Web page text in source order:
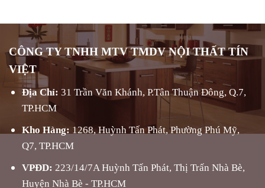
CÔNG TY TNHH MTV TMDV NỘI THẤT TÍN
VIỆT
Địa Chỉ: 31 Trần Văn Khánh, P.Tân Thuận Đông, Q.7,
TP.HCM
Kho Hàng: 1268, Huỳnh Tấn Phát, Phường Phú Mỹ,
Q7, TP.HCM
VPĐD: 223/14/7A Huỳnh Tấn Phát, Thị Trấn Nhà Bè,
Huyện Nhà Bè - TP.HCM